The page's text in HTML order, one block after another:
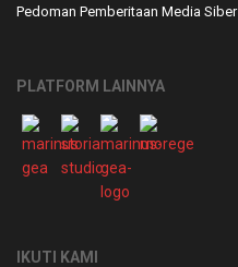
Pedoman Pemberitaan Media Siber
PLATFORM LAINNYA
IKUTI KAMI